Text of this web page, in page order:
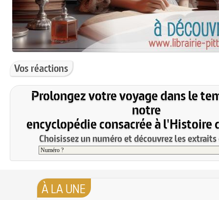
Vos réactions
Prolongez votre voyage dans le
notre
encyclopédie consacrée à l'Histoire
Choisissez un numéro et découvrez les
À LA UNE